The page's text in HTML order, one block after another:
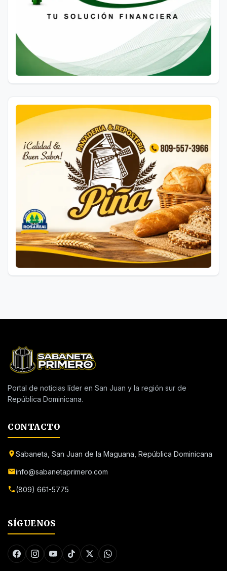
Portal de noticias líder en San Juan y la región sur de
República Dominicana.
CONTACTO
Sabaneta, San Juan de la Maguana, República Dominicana
info@sabanetaprimero.com
(809) 661-5775
SÍGUENOS